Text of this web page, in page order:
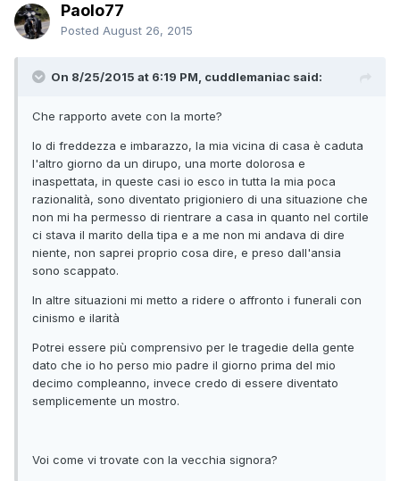
Paolo77
Posted August 26, 2015
On 8/25/2015 at 6:19 PM, cuddlemaniac said:
Che rapporto avete con la morte?
Io di freddezza e imbarazzo, la mia vicina di casa è caduta
l'altro giorno da un dirupo, una morte dolorosa e
inaspettata, in queste casi io esco in tutta la mia poca
razionalità, sono diventato prigioniero di una situazione che
non mi ha permesso di rientrare a casa in quanto nel cortile
ci stava il marito della tipa e a me non mi andava di dire
niente, non saprei proprio cosa dire, e preso dall'ansia
sono scappato.
In altre situazioni mi metto a ridere o affronto i funerali con
cinismo e ilarità
Potrei essere più comprensivo per le tragedie della gente
dato che io ho perso mio padre il giorno prima del mio
decimo compleanno, invece credo di essere diventato
semplicemente un mostro.
Voi come vi trovate con la vecchia signora?